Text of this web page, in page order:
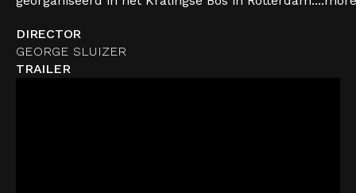
DIRECTOR
GEORGE SLUIZER
TRAILER